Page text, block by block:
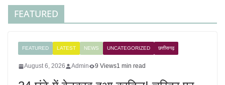
FEATURED
FEATURED LATEST NEWS UNCATEGORIZED छत्तीसगढ़
August 6, 2026 Admin 9 Views1 min read